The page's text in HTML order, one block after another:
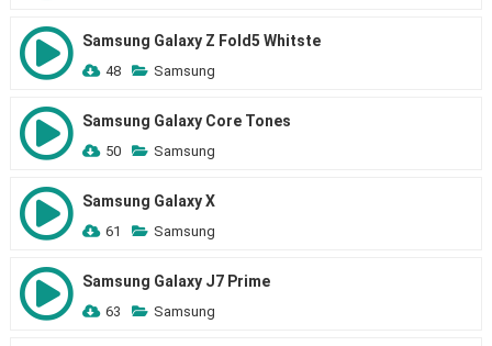
Samsung Galaxy Z Fold5 Whitste
48 Samsung
Samsung Galaxy Core Tones
50 Samsung
Samsung Galaxy X
61 Samsung
Samsung Galaxy J7 Prime
63 Samsung